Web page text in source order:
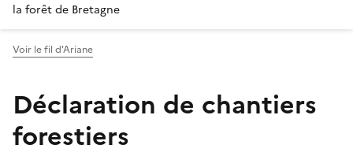
la forêt de Bretagne
Voir le fil d'Ariane
Déclaration de chantiers
forestiers